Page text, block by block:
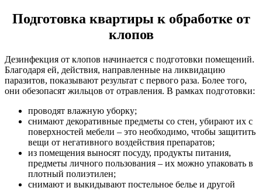
Подготовка квартиры к обработке от
клопов
Дезинфекция от клопов начинается с подготовки помещений.
Благодаря ей, действия, направленные на ликвидацию
паразитов, показывают результат с первого раза. Более того,
они обезопасят жильцов от отравления. В рамках подготовки:
проводят влажную уборку;
снимают декоративные предметы со стен, убирают их с
поверхностей мебели – это необходимо, чтобы защитить
вещи от негативного воздействия препаратов;
из помещения выносят посуду, продукты питания,
предметы личного пользования – их можно упаковать в
плотный полиэтилен;
снимают и выкидывают постельное белье и другой